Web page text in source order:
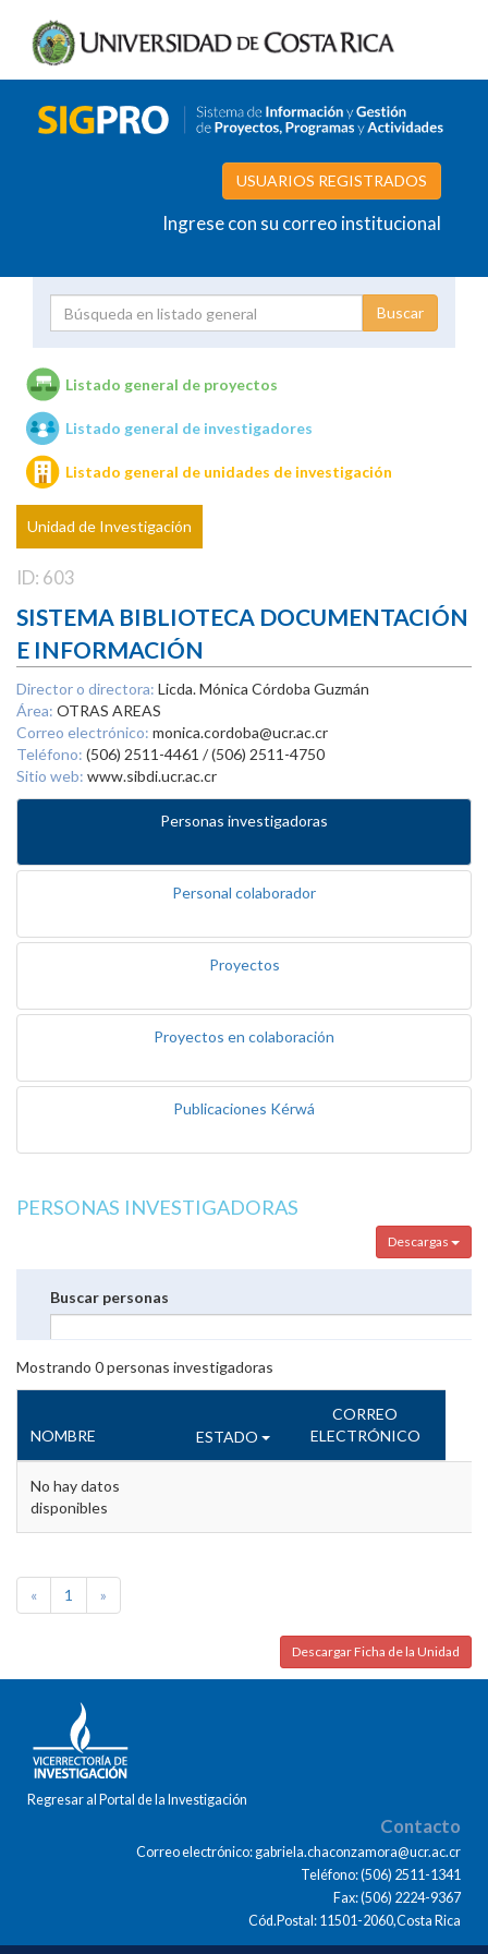
USUARIOS REGISTRADOS
Ingrese con su correo institucional
Unidades de investigación
Listado general de proyectos
Listado general de investigadores
Listado general de unidades de investigación
Unidad de Investigación
ID: 603
SISTEMA BIBLIOTECA DOCUMENTACIÓN
E INFORMACIÓN
Director o directora: Licda. Mónica Córdoba Guzmán
Área: OTRAS AREAS
Correo electrónico: monica.cordoba@ucr.ac.cr
Teléfono: (506) 2511-4461 / (506) 2511-4750
Sitio web: www.sibdi.ucr.ac.cr
Personas investigadoras
Personal colaborador
Proyectos
Proyectos en colaboración
Publicaciones Kérwá
PERSONAS INVESTIGADORAS
Descargas
Buscar personas
Mostrando 0personas investigadoras
NOMBRE ESTADO
CORREO
ELECTRÓNICO
No hay datos
disponibles
« 1 »
Descargar Ficha de la Unidad
Regresar al Portal de la Investigación
Contacto
Correo electrónico: gabriela.chaconzamora@ucr.ac.cr
Teléfono: (506) 2511-1341
Fax: (506) 2224-9367
Cód.Postal: 11501-2060,Costa Rica